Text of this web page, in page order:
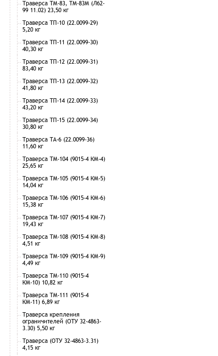
Траверса ТМ-83, ТМ-83М (Л62-
99 11.02) 23,50 кг
Траверса ТП-10 (22.0099-29)
5,20 кг
Траверса ТП-11 (22.0099-30)
40,30 кг
Траверса ТП-12 (22.0099-31)
83,40 кг
Траверса ТП-13 (22.0099-32)
41,80 кг
Траверса ТП-14 (22.0099-33)
43,20 кг
Траверса ТП-15 (22.0099-34)
30,80 кг
Траверса ТА-6 (22.0099-36)
11,60 кг
Траверса ТМ-104 (9015-4 КМ-4)
25,65 кг
Траверса ТМ-105 (9015-4 КМ-5)
14,04 кг
Траверса ТМ-106 (9015-4 КМ-6)
15,38 кг
Траверса ТМ-107 (9015-4 КМ-7)
19,43 кг
Траверса ТМ-108 (9015-4 КМ-8)
4,51 кг
Траверса ТМ-109 (9015-4 КМ-9)
4,49 кг
Траверса ТМ-110 (9015-4
КМ-10) 10,82 кг
Траверса ТМ-111 (9015-4
КМ-11) 6,89 кг
Траверса крепления
ограничителей (ОТУ 32-4863-
3.30) 5,50 кг
Траверса (ОТУ 32-4863-3.31)
4,15 кг